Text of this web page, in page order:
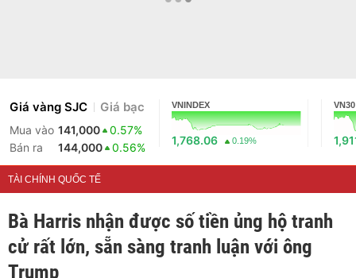
Giá vàng SJC Giá bạc
Mua vào 141,000
0.57%
Bán ra
144,000 0.56%
VNINDEX
1,768.06 0.19%
VN30
TÀI CHÍNH QUỐC TẾ
Bà Harris nhận được số tiền ủng hộ tranh
cử rất lớn, sẵn sàng tranh luận với ông
Trump